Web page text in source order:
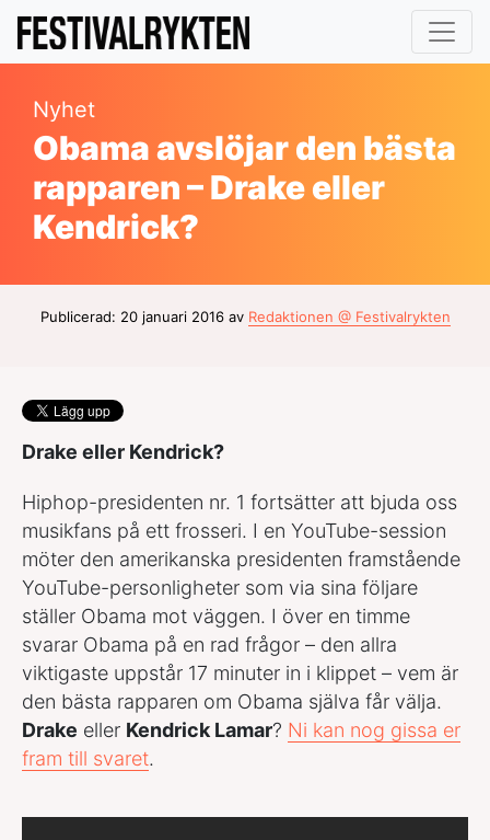
Nyhet
Obama avslöjar den bästa
rapparen – Drake eller
Kendrick?
Publicerad: 20 januari 2016 av Redaktionen @ Festivalrykten
Drake eller Kendrick?
Hiphop-presidenten nr. 1 fortsätter att bjuda oss
musikfans på ett frosseri. I en YouTube-session
möter den amerikanska presidenten framstående
YouTube-personligheter som via sina följare
ställer Obama mot väggen. I över en timme
svarar Obama på en rad frågor – den allra
viktigaste uppstår 17 minuter in i klippet – vem är
den bästa rapparen om Obama själva får välja.
Drake eller Kendrick Lamar? Ni kan nog gissa er
fram till svaret.